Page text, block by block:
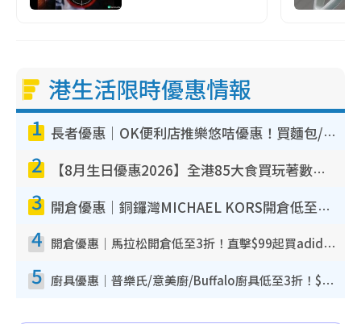
港生活限時優惠情報
1 長者優惠｜OK便利店推樂悠咭優惠！買麵包/牛奶/保健品拍卡即減
2 【8月生日優惠2026】全港85大食買玩著數攻略 自助餐/火鍋放題同行免費＋誠品/DONKI送現金券
3 開倉優惠｜銅鑼灣MICHAEL KORS開倉低至17折！直擊$500起買手袋/銀包/鞋款 必買經典Jet Set系列
4 開倉優惠｜馬拉松開倉低至3折！直擊$99起買adidas／New Balance／Puma鞋款 STANLEY保溫杯劈價至$119起
5 廚具優惠｜普樂氏/意美廚/Buffalo廚具低至3折！$89起買煎鍋／炒鑊／個人鍋 同場小家電激減至$99起